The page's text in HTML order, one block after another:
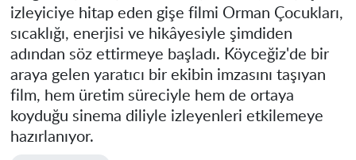
izleyiciye hitap eden gişe filmi Orman Çocukları,
sıcaklığı, enerjisi ve hikâyesiyle şimdiden
adından söz ettirmeye başladı. Köyceğiz'de bir
araya gelen yaratıcı bir ekibin imzasını taşıyan
film, hem üretim süreciyle hem de ortaya
koyduğu sinema diliyle izleyenleri etkilemeye
hazırlanıyor.
Saruhanlı
Soma
Resmi İlanlar
Tüm Manşetler
Son Dakika Haberleri
Haber Arşivi